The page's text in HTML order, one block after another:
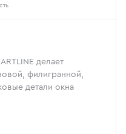
делает
филигранной,
детали окна